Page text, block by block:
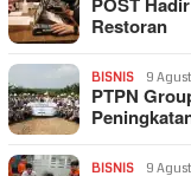
Restoran
BISNIS 9
PTPN
BISNIS 9